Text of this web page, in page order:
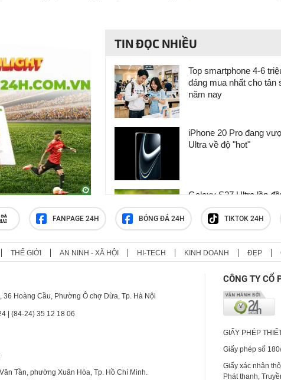
TIN ĐỌC NHIỀU
Top smartphone 4-6
đáng mua nhất cho tân
năm nay
iPhone 20 Pro đang
Ultra về độ "hot"
Galaxy S27 Ultra lần
kế mới lạ
Điểm trừ cực lớn của
FANPAGE 24H BÓNG ĐÁ 24H TIKTOK 24H
THẾ GIỚI AN NINH - XÃ HỘI HI-TECH KINH DOANH ĐẸP
36 Hoàng Cầu, Phường Ô chợ Dừa, Tp. Hà Nội
| (84-24) 35 12 18 06
Tần, phường Xuân Hòa, Tp. Hồ Chí Minh.
CÔNG TY CỔ
GIẤY PHÉP
Giấy phép số
Giấy xác nhận
Phát thanh,